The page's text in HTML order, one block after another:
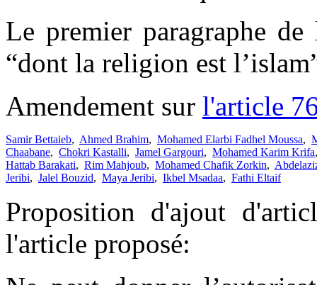
Le premier paragraphe
“dont la religion est
Amendement sur l'article
Samir Bettaieb, Ahmed Brahim, Mohamed Elarbi Fadhel Moussa,
Chaabane, Chokri Kastalli, Jamel Gargouri, Mohamed Karim Krifa
Hattab Barakati, Rim Mahjoub, Mohamed Chafik Zorkin,
Jeribi, Jalel Bouzid, Maya Jeribi, Ikbel Msadaa, Fathi Eltaif
Proposition d'ajout
l'article proposé: